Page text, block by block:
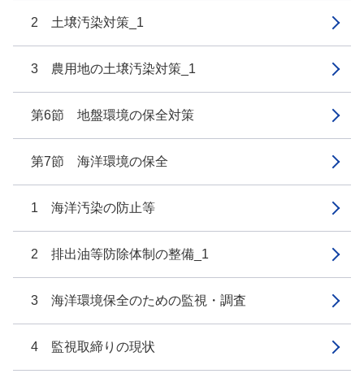
2 土壌汚染対策_1
3 農用地の土壌汚染対策_1
第6節 地盤環境の保全対策
第7節 海洋環境の保全
1 海洋汚染の防止等
2 排出油等防除体制の整備_1
3 海洋環境保全のための監視・調査
4 監視取締りの現状